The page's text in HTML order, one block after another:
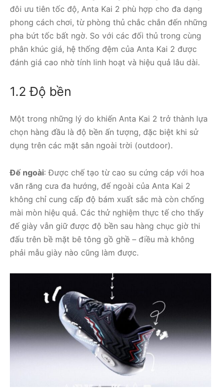
đôi ưu tiên tốc độ, Anta Kai 2 phù hợp cho đa dạng
phong cách chơi, từ phòng thủ chắc chắn đến những
pha bứt tốc bất ngờ. So với các đối thủ trong cùng
phân khúc giá, hệ thống đệm của Anta Kai 2 được
đánh giá cao nhờ tính linh hoạt và hiệu quả lâu dài.
1.2 Độ bền
Một trong những lý do khiến Anta Kai 2 trở thành lựa
chọn hàng đầu là độ bền ấn tượng, đặc biệt khi sử
dụng trên các mặt sân ngoài trời (outdoor).
Đế ngoài: Được chế tạo từ cao su cứng cáp với hoa
văn răng cưa đa hướng, đế ngoài của Anta Kai 2
không chỉ cung cấp độ bám xuất sắc mà còn chống
mài mòn hiệu quả. Các thử nghiệm thực tế cho thấy
đế giày vẫn giữ được độ bền sau hàng chục giờ thi
đấu trên bề mặt bê tông gồ ghề – điều mà không
phải mẫu giày nào cũng làm được.